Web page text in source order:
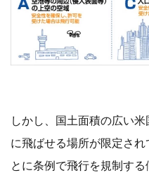
しかし、国土面積の広い
に飛ばせる場所が限定さ
とに条例で飛行を規制す